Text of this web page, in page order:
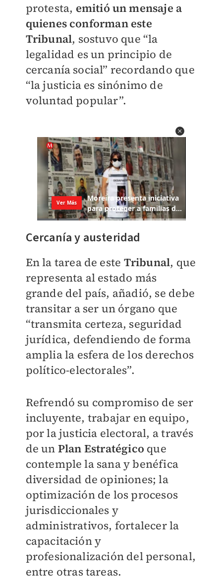
protesta, emitió un mensaje a
quienes conforman este
Tribunal, sostuvo que “la
legalidad es un principio de
cercanía social” recordando que
“la justicia es sinónimo de
voluntad popular”.
Cercanía y austeridad
En la tarea de este Tribunal, que
representa al estado más
grande del país, añadió, se debe
transitar a ser un órgano que
“transmita certeza, seguridad
jurídica, defendiendo de forma
amplia la esfera de los derechos
político-electorales”.
Refrendó su compromiso de ser
incluyente, trabajar en equipo,
por la justicia electoral, a través
de un Plan Estratégico que
contemple la sana y benéfica
diversidad de opiniones; la
optimización de los procesos
jurisdiccionales y
administrativos, fortalecer la
capacitación y
profesionalización del personal,
entre otras tareas.